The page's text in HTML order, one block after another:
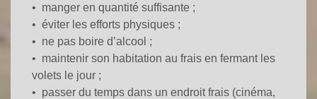
• manger en quantité suffisante ;
• éviter les efforts physiques ;
• ne pas boire d’alcool ;
• maintenir son habitation au frais en fermant les
volets le jour ;
• passer du temps dans un endroit frais (cinéma,